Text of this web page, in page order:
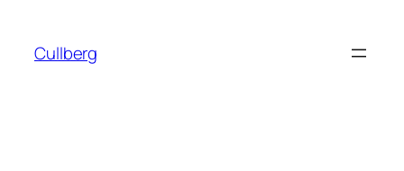
innehåll
Cullberg